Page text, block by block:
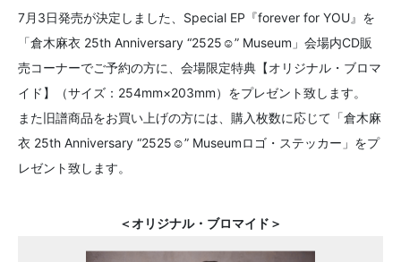
7月3日発売が決定しました、Special EP『forever for YOU』を
「倉木麻衣 25th Anniversary “2525☺” Museum」会場内CD販
売コーナーでご予約の方に、会場限定特典【オリジナル・ブロマ
イド】（サイズ：254mm×203mm）をプレゼント致します。
また旧譜商品をお買い上げの方には、購入枚数に応じて「倉木麻
衣 25th Anniversary “2525☺” Museumロゴ・ステッカー」をプ
レゼント致します。
＜オリジナル・ブロマイド＞